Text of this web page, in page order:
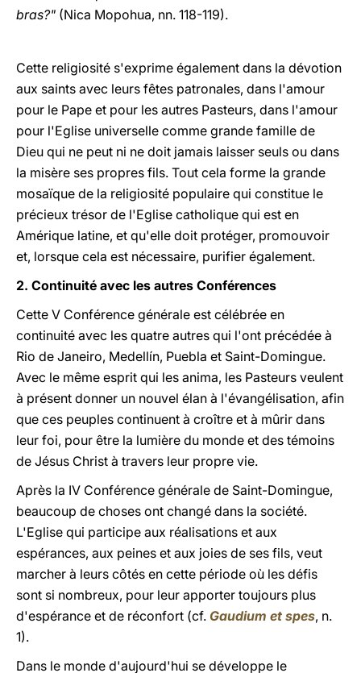
bras?" (Nica Mopohua, nn. 118-119).
Cette religiosité s'exprime également dans la dévotion
aux saints avec leurs fêtes patronales, dans l'amour
pour le Pape et pour les autres Pasteurs, dans l'amour
pour l'Eglise universelle comme grande famille de
Dieu qui ne peut ni ne doit jamais laisser seuls ou dans
la misère ses propres fils. Tout cela forme la grande
mosaïque de la religiosité populaire qui constitue le
précieux trésor de l'Eglise catholique qui est en
Amérique latine, et qu'elle doit protéger, promouvoir
et, lorsque cela est nécessaire, purifier également.
2. Continuité avec les autres Conférences
Cette V Conférence générale est célébrée en
continuité avec les quatre autres qui l'ont précédée à
Rio de Janeiro, Medellín, Puebla et Saint-Domingue.
Avec le même esprit qui les anima, les Pasteurs veulent
à présent donner un nouvel élan à l'évangélisation, afin
que ces peuples continuent à croître et à mûrir dans
leur foi, pour être la lumière du monde et des témoins
de Jésus Christ à travers leur propre vie.
Après la IV Conférence générale de Saint-Domingue,
beaucoup de choses ont changé dans la société.
L'Eglise qui participe aux réalisations et aux
espérances, aux peines et aux joies de ses fils, veut
marcher à leurs côtés en cette période où les défis
sont si nombreux, pour leur apporter toujours plus
d'espérance et de réconfort (cf. Gaudium et spes, n.
1).
Dans le monde d'aujourd'hui se développe le